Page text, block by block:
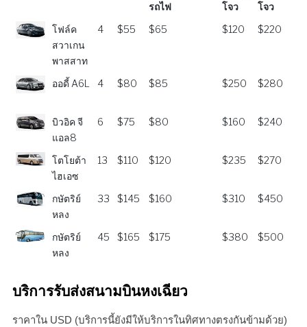
รถไฟ
โจว
โจว
รูปภาพ
รถ
ที่
สนาม
สนามบินผู่ตง -
สนาม
สนาม
โฟล์ค
สวาเกน
พาสสาท
4 $55 $65 $120 $220
ออดี้ A6L 4 $80 $85 $250 $280
บิวอิค จี
แอล8
6 $75 $80 $160 $240
โตโยต้า
ไฮเอซ
13 $110 $120 $235 $270
กษัตริย์
หลง
33 $145 $160 $310 $450
กษัตริย์
หลง
45 $165 $175 $380 $500
บริการรับส่งสนามบินหงเฉียว
ราคาใน USD (บริการนี้ยังมีให้บริการในทิศทางตรงกันข้ามด้วย)